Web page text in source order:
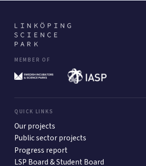
MEMBER OF
QUICK LINKS
Our projects
Public sector projects
Progress report
LSP Board & Student Board